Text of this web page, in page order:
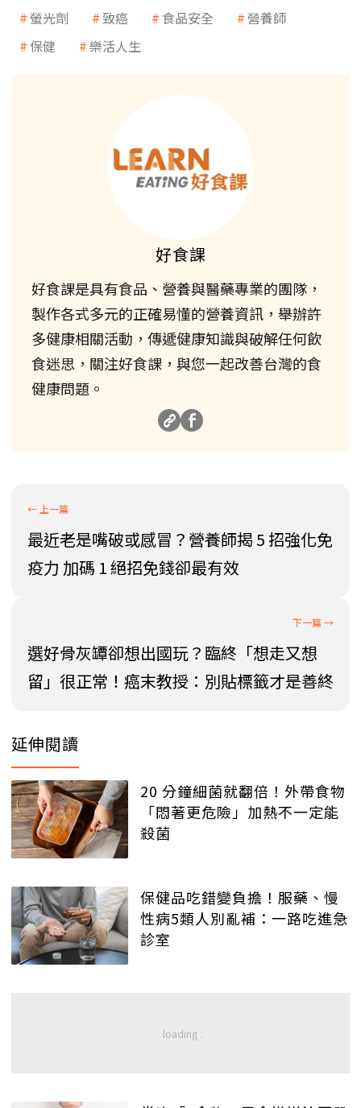
螢光劑 致癌 食品安全
營養師
保健
樂活人生
好食課
好食課是具有食品、營養與醫藥專業的團隊，
製作各式多元的正確易懂的營養資訊，舉辦許
多健康相關活動，傳遞健康知識與破解任何飲
食迷思，關注好食課，與您一起改善台灣的食
健康問題。
最近老是嘴破或感冒？營養師揭 5 招強化免
疫力 加碼 1 絕招免錢卻最有效
選好骨灰罈卻想出國玩？臨終「想走又想
留」很正常！癌末教授：別貼標籤才是善終
延伸閱讀
20 分鐘細菌就翻倍！外帶食物
「悶著更危險」加熱不一定能
殺菌
保健品吃錯變負擔！服藥、慢
性病5類人別亂補：一路吃進急
診室